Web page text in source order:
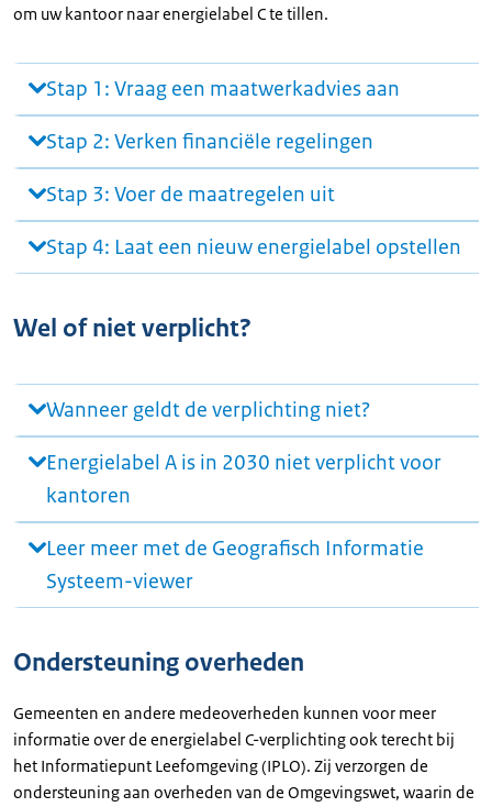
om uw kantoor naar energielabel C te tillen.
Stap 1: Vraag een maatwerkadvies aan
Stap 2: Verken financiële regelingen
Stap 3: Voer de maatregelen uit
Stap 4: Laat een nieuw energielabel opstellen
Wel of niet verplicht?
Wanneer geldt de verplichting niet?
Energielabel A is in 2030 niet verplicht voor
kantoren
Leer meer met de Geografisch Informatie
Systeem-viewer
Ondersteuning overheden
Gemeenten en andere medeoverheden kunnen voor meer
informatie over de energielabel C-verplichting ook terecht bij
het Informatiepunt Leefomgeving (IPLO). Zij verzorgen de
ondersteuning aan overheden van de Omgevingswet, waarin de